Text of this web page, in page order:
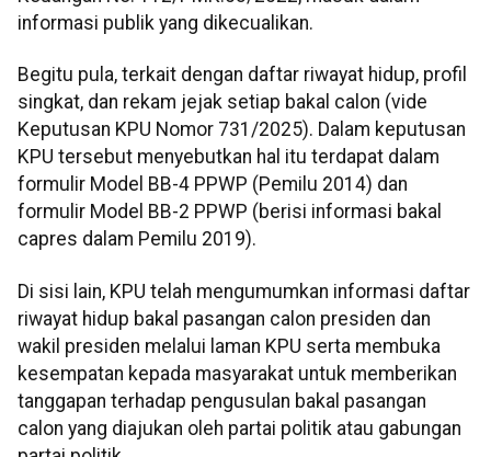
informasi publik yang dikecualikan.
Begitu pula, terkait dengan daftar riwayat hidup, profil
singkat, dan rekam jejak setiap bakal calon (vide
Keputusan KPU Nomor 731/2025). Dalam keputusan
KPU tersebut menyebutkan hal itu terdapat dalam
formulir Model BB-4 PPWP (Pemilu 2014) dan
formulir Model BB-2 PPWP (berisi informasi bakal
capres dalam Pemilu 2019).
Di sisi lain, KPU telah mengumumkan informasi daftar
riwayat hidup bakal pasangan calon presiden dan
wakil presiden melalui laman KPU serta membuka
kesempatan kepada masyarakat untuk memberikan
tanggapan terhadap pengusulan bakal pasangan
calon yang diajukan oleh partai politik atau gabungan